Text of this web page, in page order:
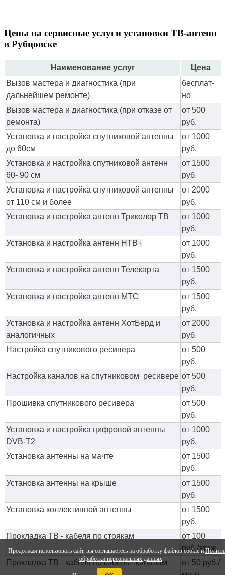
Продолжая использовать сайт, вы соглашаетесь на обработку файлов cookie и
обработки персональных данных
Цены на сервисные услуги установки ТВ-антенн
в Рубцовске
Наименование услуг
Цена
Вызов мастера и диагностика (при
дальнейшем ремонте)
бес­плат­
но
Вызов мастера и диагностика (при отказе от
ремонта)
от 500
руб.
Установка и настройка спутниковой антенны
до 60см
от 1000
руб.
Установка и настройка спутниковой антенн
60- 90 см
от 1500
руб.
Установка и настройка спутниковой антенны
от 110 см и более
от 2000
руб.
Установка и настройка антенн Триколор ТВ
от 1000
руб.
Установка и настройка антенн НТВ+
от 1000
руб.
Установка и настройка антенн Телекарта
от 1500
руб.
Установка и настройка антенн МТС
от 1500
руб.
Установка и настройка антенн ХотБерд и
аналогичных
от 2000
руб.
Настройка спутникового ресивера
от 500
руб.
Настройка каналов на спутниковом ресивере от 500
руб.
Прошивка спутникового ресивера
от 500
руб.
Установка и настройка цифровой антенны
DVB-T2
от 1000
руб.
Установка антенны на мачте
от 1500
руб.
Установка антенны на крыше
от 1500
руб.
Установка коллективной антенны
от 1500
руб.
Прокладка ТВ - кабеля по стоякам
от 100
руб./этаж
Прокладка ТВ - кабеля по кабель - каналам
от 50 руб./